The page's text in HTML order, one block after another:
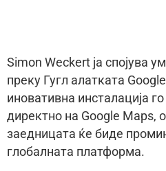
Simon Weckert ја спојува
преку Гугл алатката
иновативна инсталација
директно на Google Maps,
заедницата ќе биде
глобалната платформа.